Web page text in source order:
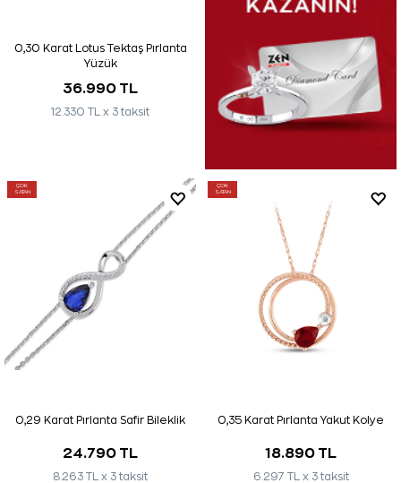
0,30 Karat Lotus Tektaş Pırlanta
Yüzük
36.990 TL
12.330 TL x 3 taksit
ÇOK
SATAN
0,29 Karat Pırlanta Safir Bileklik
24.790 TL
8.263 TL x 3 taksit
ÇOK
SATAN
0,35 Karat Pırlanta Yakut Kolye
18.890 TL
6.297 TL x 3 taksit